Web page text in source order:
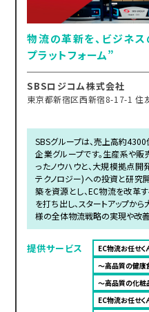
物流の革新を、ビジネス
プラットフォーム”
SBSロジコム株式会社
東京都新宿区西新宿8-17-1 住
SBSグループは、売上高約
企業グループです。生産系や
ったノウハウと、大規模拠点開
テクノロジー)への投資と研究
築を資源とし、EC物流を改革
を打ち出し、スタートアップか
様の全体物流戦略の実現や改善
提供サービス
EC物流お任せ
～高品質の健康
～高品質の化粧
EC物流お任せく